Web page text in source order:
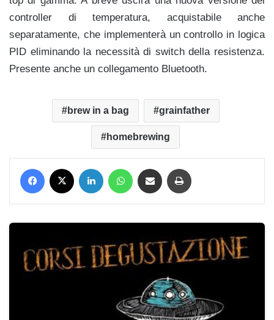
controller di temperatura, acquistabile anche
separatamente, che implementerà un controllo in logica
PID eliminando la necessità di switch della resistenza.
Presente anche un collegamento Bluetooth.
brew in a bag grainfather
homebrewing
Facebook LinkedIn WhatsApp Condividi via mail